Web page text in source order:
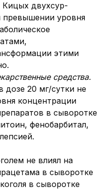
Кицых двухсур-
превышении уровня
этими
средства.
дозе 20 мг/сутки не
концентрации
в сыворотке
фенобарбитал,
не влиял на
в сыворотке
в сыворотке